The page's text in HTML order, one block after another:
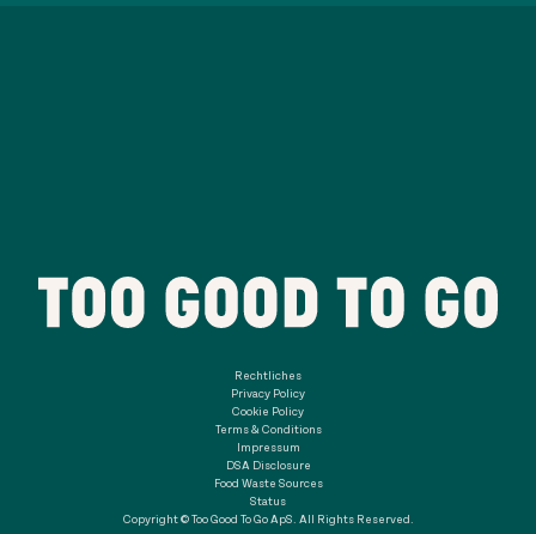
Rechtliches
Privacy Policy
Cookie Policy
Terms & Conditions
Impressum
DSA Disclosure
Food Waste Sources
Status
Copyright © Too Good To Go ApS. All Rights Reserved.